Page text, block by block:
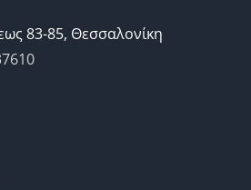
83-85, Θεσσαλονίκη